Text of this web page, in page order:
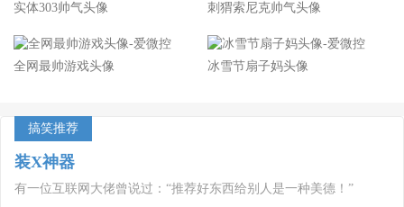
实体303帅气头像 刺猬索尼克帅气头像
全网最帅游戏头像 冰雪节扇子妈头像
搞笑推荐
装X神器
有一位互联网大佬曾说过：“推荐好东西给别人是一种美德！”